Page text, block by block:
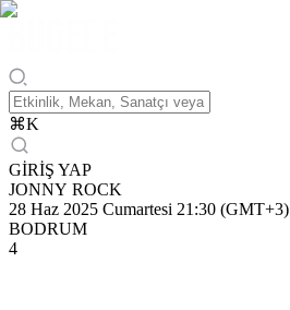
⌘K
GİRİŞ YAP
JONNY ROCK
28 Haz 2025 Cumartesi 21:30 (GMT+3)
BODRUM
4